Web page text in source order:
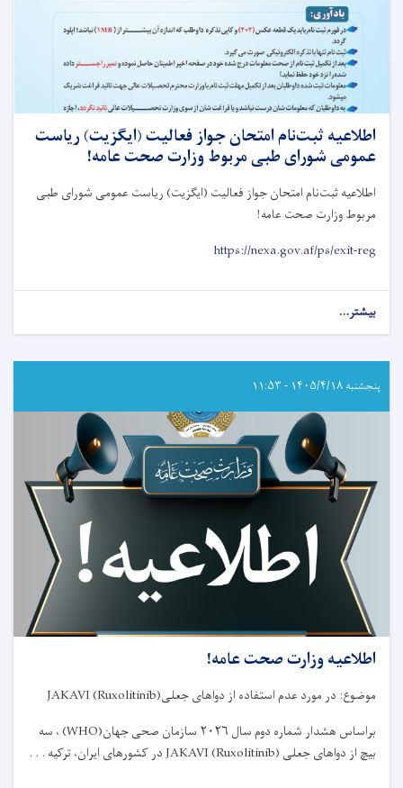
اطلاعیه ثبت‌نام امتحان جواز فعالیت (ایگزیت) رياست
عمومی شورای طبی مربوط وزارت صحت عامه!
اطلاعیه ثبت‌نام امتحان جواز فعالیت (ایگزیت) رياست عمومی شورای طبی
مربوط وزارت صحت عامه!
https://nexa.gov.af/ps/exit-reg
بیشتر...
اطلاعیه
امتحان
جواز
(ایگزیت)
رياست
عمومی
شورای
طبی
مربوط
وزارت
صحت
عامه!
پنجشنبه ۱۴۰۵/۴/۱۸ - ۱۱:۵۳
اطلاعیه وزارت صحت عامه!
موضوع: در مورد عدم استفاده از دواهای جعلیJAKAVI (Ruxolitinib)
براساس هشدار شماره دوم سال ۲۰۲۶ سازمان صحی جهان(WHO)، سه
بیچ از دواهای جعلی JAKAVI (Ruxolitinib)در کشورهای ایران، ترکیه . . .